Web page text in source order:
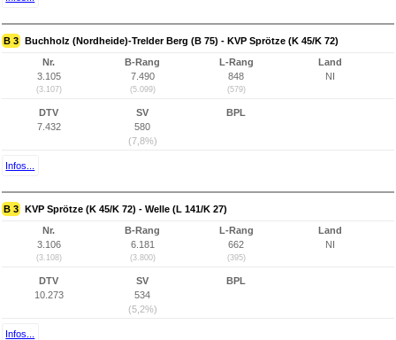
B 3 Buchholz (Nordheide)-Trelder Berg (B 75) - KVP Sprötze (K 45/K 72)
Nr.
3.105
(3.107)
B-Rang
7.490
(5.099)
L-Rang
848
(579)
Land
NI
DTV
7.432
SV
580
(7,8%)
BPL
Infos...
B 3 KVP Sprötze (K 45/K 72) - Welle (L 141/K 27)
Nr.
3.106
(3.108)
B-Rang
6.181
(3.800)
L-Rang
662
(395)
Land
NI
DTV
10.273
SV
534
(5,2%)
BPL
Infos...